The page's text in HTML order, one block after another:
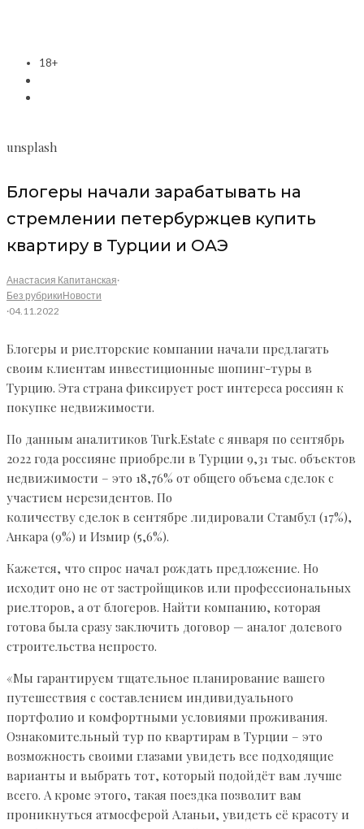
18+
unsplash
Блогеры начали зарабатывать на
стремлении петербуржцев купить
квартиру в Турции и ОАЭ
Анастасия Капитанская·
Без рубрикиНовости
·04.11.2022
Блогеры и риелторские компании начали предлагать
своим клиентам инвестиционные шопинг-туры в
Турцию. Эта страна фиксирует рост интереса россиян к
покупке недвижимости.
По данным аналитиков Turk.Estate с января по сентябрь
2022 года россияне приобрели в Турции 9,31 тыс. объектов
недвижимости – это 18,76% от общего объема сделок с
участием нерезидентов. По
количеству сделок в сентябре лидировали Стамбул (17%),
Анкара (9%) и Измир (5,6%).
Кажется, что спрос начал рождать предложение. Но
исходит оно не от застройщиков или профессиональных
риелторов, а от блогеров. Найти компанию, которая
готова была сразу заключить договор — аналог долевого
строительства непросто.
«Мы гарантируем тщательное планирование вашего
путешествия с составлением индивидуального
портфолио и комфортными условиями проживания.
Ознакомительный тур по квартирам в Турции – это
возможность своими глазами увидеть все подходящие
варианты и выбрать тот, который подойдёт вам лучше
всего. А кроме этого, такая поездка позволит вам
проникнуться атмосферой Аланьи, увидеть её красоту и